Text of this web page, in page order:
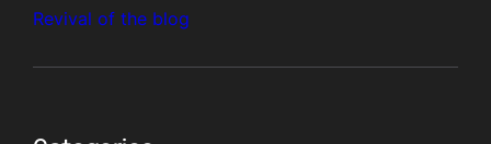
Revival of the blog